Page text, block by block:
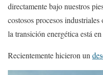
directamente bajo nuestros
costosos procesos
la transición energética está
Recientemente hicieron un